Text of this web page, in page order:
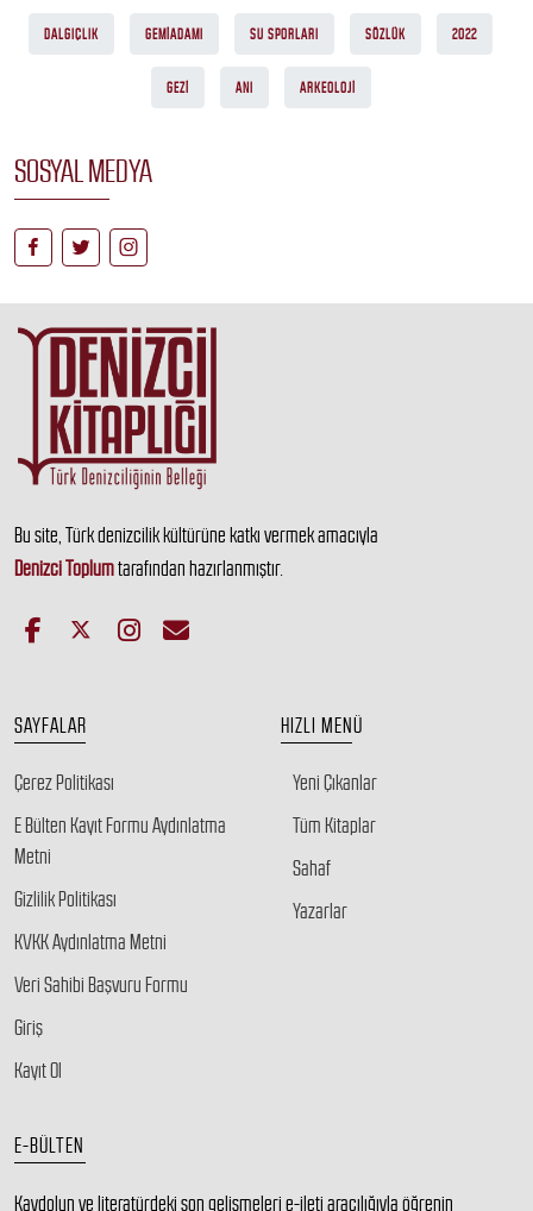
DALGIÇLIK GEMIADAMI SU SPORLARI SÖZLÜK 2022
GEZI ANI ARKEOLOJI
SOSYAL MEDYA
Bu site, Türk denizcilik kültürüne katkı vermek amacıyla
Denizci Toplumtarafından hazırlanmıştır.
SAYFALAR
Çerez Politikası
E Bülten Kayıt Formu Aydınlatma
Metni
Gizlilik Politikası
KVKK Aydınlatma Metni
Veri Sahibi Başvuru Formu
Giriş
Kayıt Ol
HIZLI MENÜ
Yeni Çıkanlar
Tüm Kitaplar
Sahaf
Yazarlar
E-BÜLTEN
Kaydolun ve literatürdeki son gelişmeleri e-ileti aracılığıyla öğrenin